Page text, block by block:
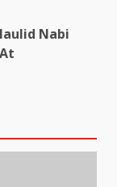
Nabi